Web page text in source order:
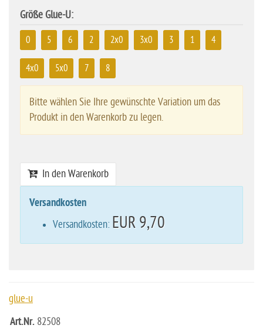
Größe Glue-U:
0 5 6 2 2x0 3x0 3 1 4
4x0 5x0 7 8
Bitte wählen Sie Ihre gewünschte Variation um das
Produkt in den Warenkorb zu legen.
In den Warenkorb
Versandkosten
Versandkosten: EUR 9,70
glue-u
Art.Nr. 82508